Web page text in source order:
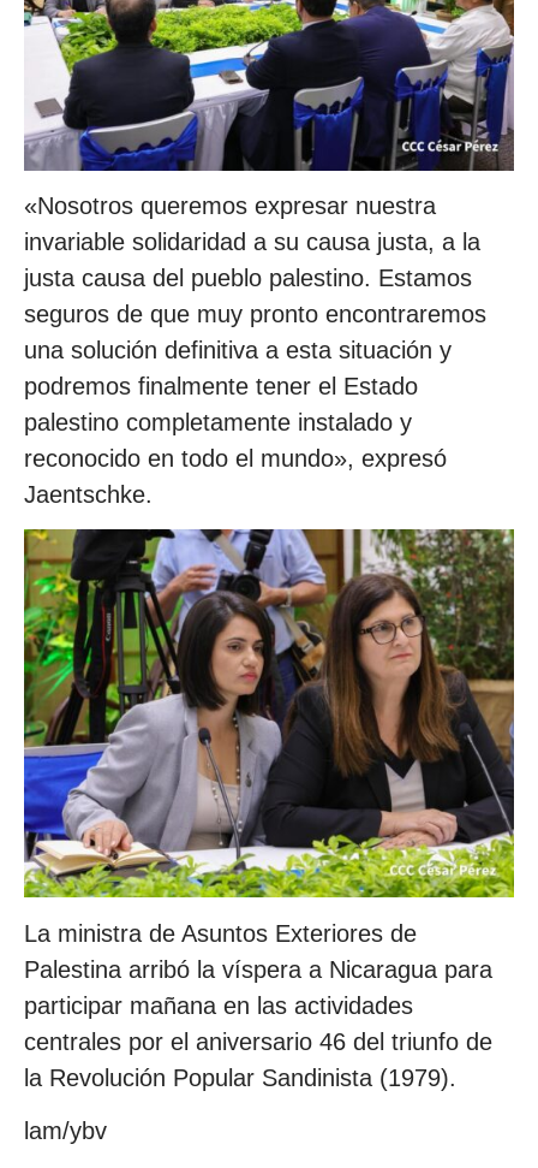
«Nosotros queremos expresar nuestra
invariable solidaridad a su causa justa, a la
justa causa del pueblo palestino. Estamos
seguros de que muy pronto encontraremos
una solución definitiva a esta situación y
podremos finalmente tener el Estado
palestino completamente instalado y
reconocido en todo el mundo», expresó
Jaentschke.
La ministra de Asuntos Exteriores de
Palestina arribó la víspera a Nicaragua para
participar mañana en las actividades
centrales por el aniversario 46 del triunfo de
la Revolución Popular Sandinista (1979).
lam/ybv